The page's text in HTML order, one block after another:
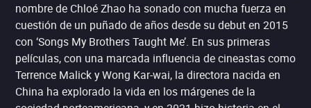
nombre de Chloé Zhao ha sonado con mucha fuerza en
cuestión de un puñado de años desde su debut en 2015
con ‘Songs My Brothers Taught Me’. En sus primeras
películas, con una marcada influencia de cineastas como
Terrence Malick y Wong Kar-wai, la directora nacida en
China ha explorado la vida en los márgenes de la